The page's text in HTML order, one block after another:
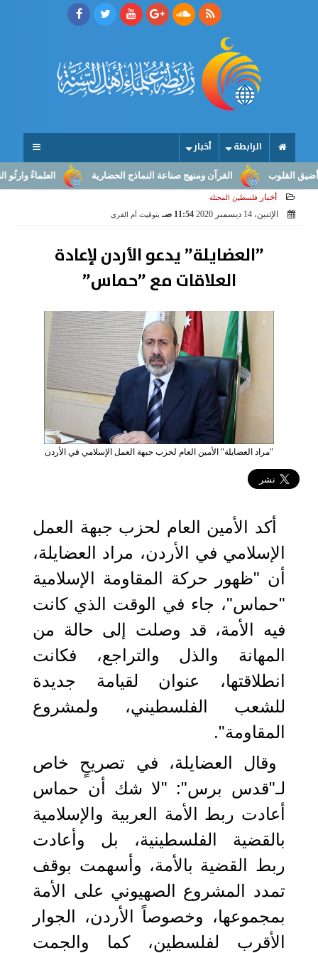
الرابطة أخبار
العلماءُ وارثُو القرآن ومنهج صناعة النماذج الحضارية
أخبار فلسطين المحتلة
الإثنين، 14 ديسمبر 2020 11:54 صـ بتوقيت أم القرى
”​العضايلة” يدعو الأردن لإعادة
العلاقات مع ”حماس”
"مراد العضايلة" الأمين العام لحزب جبهة العمل الإسلامي في الأردن
أكد الأمين العام لحزب جبهة العمل
الإسلامي في الأردن، مراد العضايلة،
أن "ظهور حركة المقاومة الإسلامية
"حماس"، جاء في الوقت الذي كانت
فيه الأمة، قد وصلت إلى حالة من
المهانة والذل والتراجع، فكانت
انطلاقتها، عنوان لقيامة جديدة
للشعب الفلسطيني، ولمشروع
المقاومة".
وقال العضايلة، في تصريحٍ خاص
لـ"قدس برس": "لا شك أن حماس
أعادت ربط الأمة العربية والإسلامية
بالقضية الفلسطينية، بل وأعادت
ربط القضية بالأمة، وأسهمت بوقف
تمدد المشروع الصهيوني على الأمة
بمجموعها، وخصوصاً الأردن، الجوار
الأقرب لفلسطين، كما والجمت